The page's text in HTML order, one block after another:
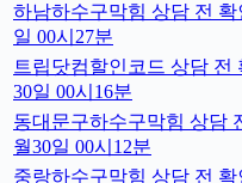
하남하수구막힘 상담 전 확
일 00시27분
트립닷컴할인코드 상담 전
30일 00시16분
동대문구하수구막힘 상담
월30일 00시12분
중랑하수구막힘 상담 전 확